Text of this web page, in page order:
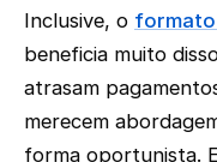
Inclusive, o
beneficia muito
atrasam
merecem
forma oportunista.